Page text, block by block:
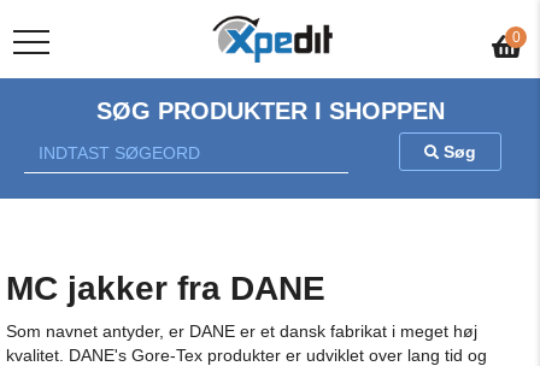
0
Gratis fragt v/køb over 500 kr.
SØG PRODUKTER I SHOPPEN
Søg
MC jakker fra DANE
Som navnet antyder, er DANE er et dansk fabrikat i meget høj
kvalitet. DANE's Gore-Tex produkter er udviklet over lang tid og